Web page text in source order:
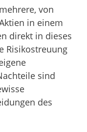
von
in einem
direkt in dieses
Risikostreuung
sind
des